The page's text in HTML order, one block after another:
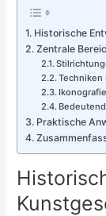
Historische
Zentrale
Techniken
Praktische